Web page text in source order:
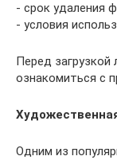
- срок удаления
- условия
Перед
ознакомиться с
Одним из